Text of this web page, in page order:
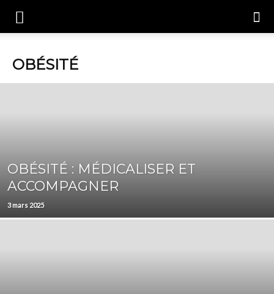
OBÉSITÉ
OBÉSITÉ : MÉDICALISER ET
ACCOMPAGNER
3 mars 2025